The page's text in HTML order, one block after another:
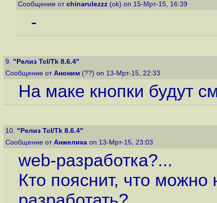
Сообщение от chinarulezzz (ok) on 15-Мрт-15, 16:39
-
9. "Релиз Tcl/Tk 8.6.4"
Сообщение от Аноним (??) on 13-Мрт-15, 22:33
На маке кнопки будут
10. "Релиз Tcl/Tk 8.6.4"
Сообщение от Анжелика on 13-Мрт-15, 23:03
web-разработка?...
Кто пояснит, что